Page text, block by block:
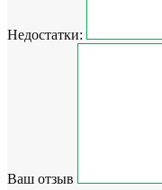
Недостатки:
Ваш отзыв